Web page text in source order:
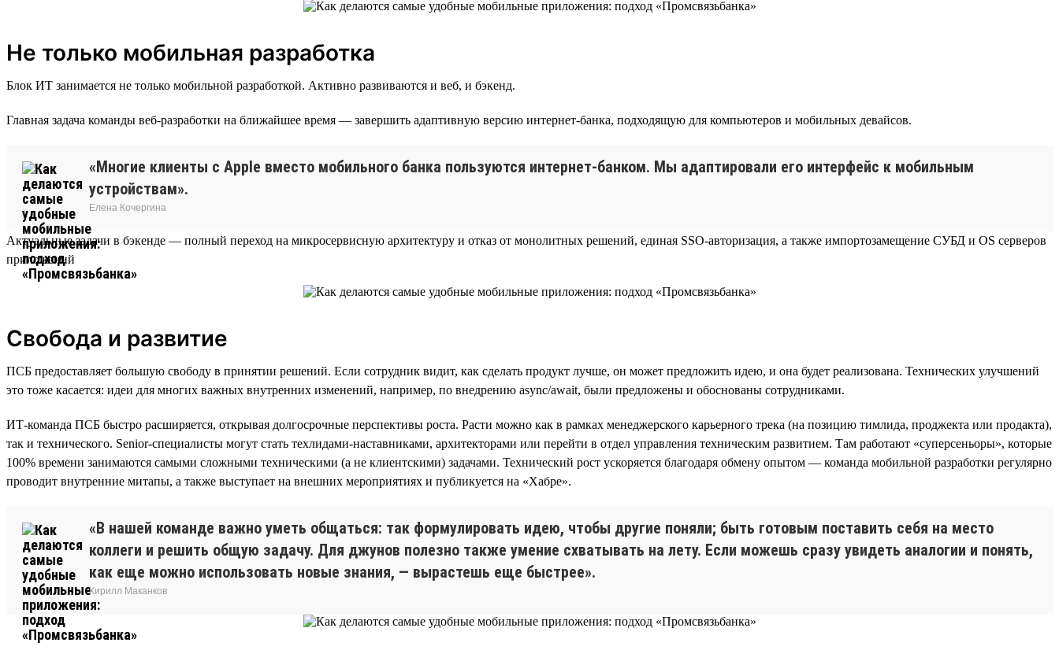
Не только мобильная разработка
Блок ИТ занимается не только мобильной разработкой. Активно развиваются и веб, и бэкенд.
Главная задача команды веб-разработки на ближайшее время — завершить адаптивную версию интернет-банка, подходящую для компьютеров и мобильных девайсов.
«Многие клиенты с Apple вместо мобильного банка пользуются интернет-банком. Мы адаптировали его интерфейс к мобильным
устройствам».
Елена Кочергина
Актуальные задачи в бэкенде — полный переход на микросервисную архитектуру и отказ от монолитных решений, единая SSO-авторизация, а также импортозамещение СУБД и OS серверов
приложений
Свобода и развитие
ПСБ предоставляет большую свободу в принятии решений. Если сотрудник видит, как сделать продукт лучше, он может предложить идею, и она будет реализована. Технических улучшений
это тоже касается: идеи для многих важных внутренних изменений, например, по внедрению async/await, были предложены и обоснованы сотрудниками.
ИТ-команда ПСБ быстро расширяется, открывая долгосрочные перспективы роста. Расти можно как в рамках менеджерского карьерного трека (на позицию тимлида, проджекта или продакта),
так и технического. Senior-специалисты могут стать техлидами-наставниками, архитекторами или перейти в отдел управления техническим развитием. Там работают «суперсеньоры», которые
100% времени занимаются самыми сложными техническими (а не клиентскими) задачами. Технический рост ускоряется благодаря обмену опытом — команда мобильной разработки регулярно
проводит внутренние митапы, а также выступает на внешних мероприятиях и публикуется на «Хабре».
«В нашей команде важно уметь общаться: так формулировать идею, чтобы другие поняли; быть готовым поставить себя на место
коллеги и решить общую задачу. Для джунов полезно также умение схватывать на лету. Если можешь сразу увидеть аналогии и понять,
как еще можно использовать новые знания, — вырастешь еще быстрее».
Кирилл Маканков